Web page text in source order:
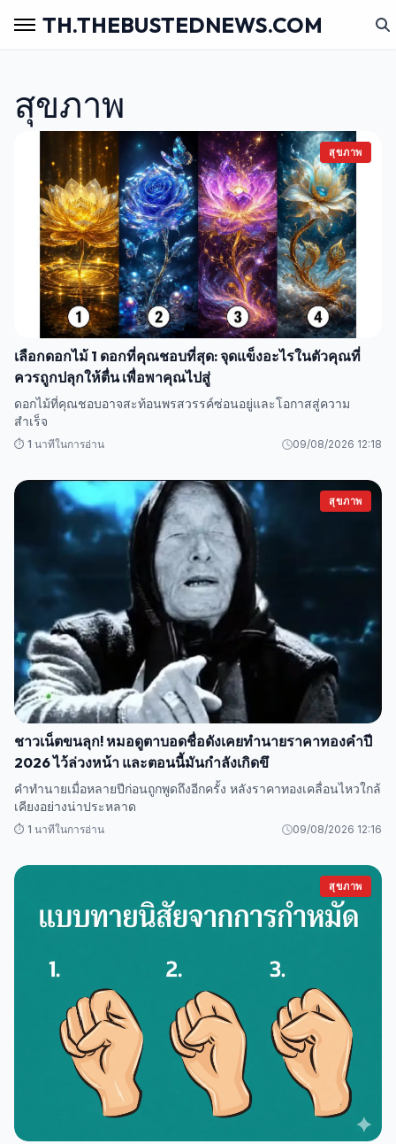
TH.THEBUSTEDNEWS.COM
สุขภาพ
สุขภาพ
เลือกดอกไม้ 1 ดอกที่คุณชอบที่สุด: จุดแข็งอะไรในตัวคุณที่
ควรถูกปลุกให้ตื่น เพื่อพาคุณไปสู่
ดอกไม้ที่คุณชอบอาจสะท้อนพรสวรรค์ซ่อนอยู่และโอกาสสู่ความ
สำเร็จ
⏱️ 1 นาทีในการอ่าน 09/08/2026 12:18
สุขภาพ
ชาวเน็ตขนลุก! หมอดูตาบอดชื่อดังเคยทำนายราคาทองคำปี
2026 ไว้ล่วงหน้า และตอนนี้มันกำลังเกิดขึ
คำทำนายเมื่อหลายปีก่อนถูกพูดถึงอีกครั้ง หลังราคาทองเคลื่อนไหวใกล้
เคียงอย่างน่าประหลาด
⏱️ 1 นาทีในการอ่าน 09/08/2026 12:16
สุขภาพ